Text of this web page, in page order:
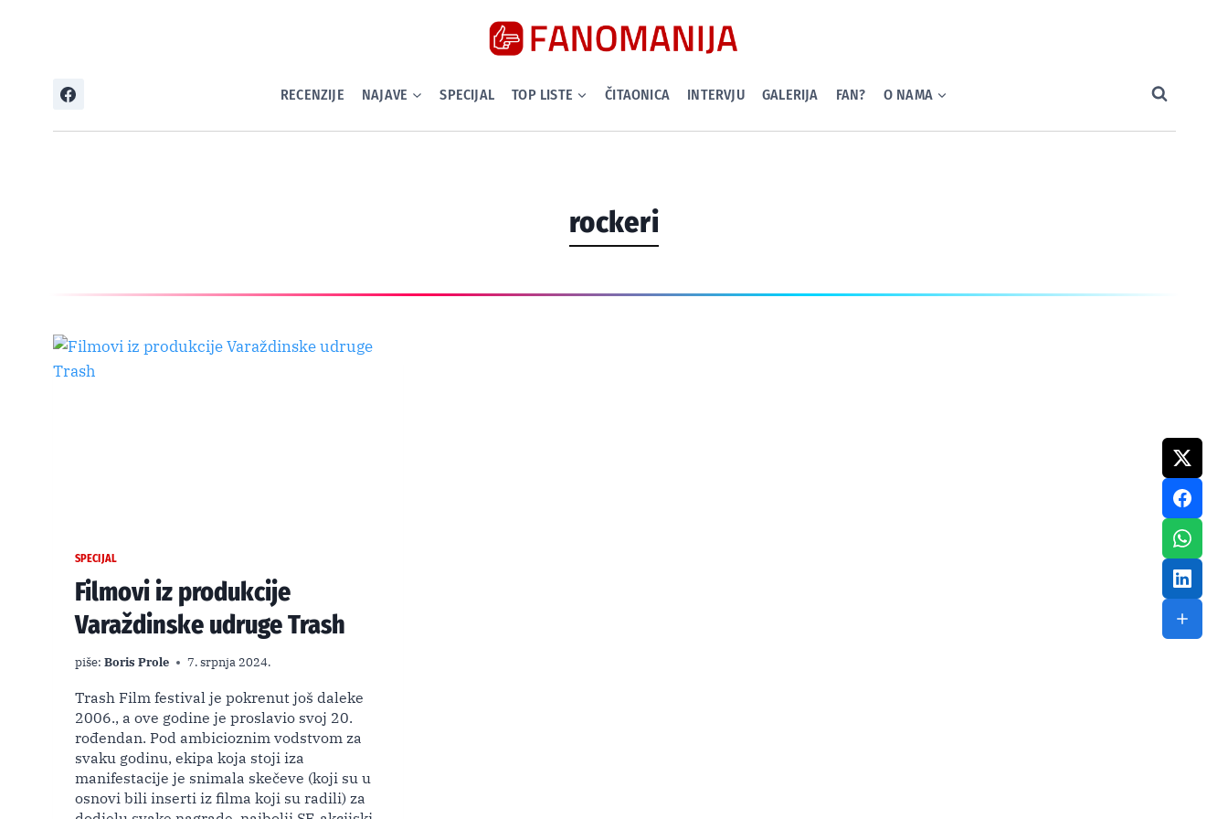
RECENZIJE NAJAVE SPECIJAL TOP LISTE ČITAONICA INTERVJU GALERIJA FAN? O NAMA
rockeri
SPECIJAL
Filmovi iz produkcije
Varaždinske udruge Trash
piše: Boris Prole 7. srpnja 2024.
Trash Film festival je pokrenut još daleke
2006., a ove godine je proslavio svoj 20.
rođendan. Pod ambicioznim vodstvom za
svaku godinu, ekipa koja stoji iza
manifestacije je snimala skečeve (koji su u
osnovi bili inserti iz filma koji su radili) za